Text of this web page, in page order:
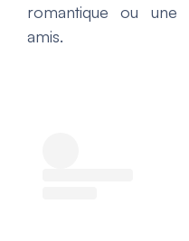
romantique ou une
amis.